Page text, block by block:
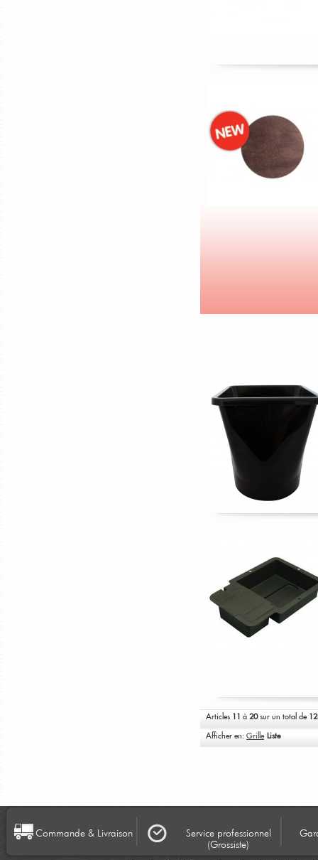
Articles 11 à 20sur un total de
Afficher en: Grille Liste
Commande & Livraison
Service professionnel
(Grossiste)